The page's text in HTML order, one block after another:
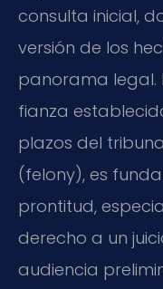
consulta inicial,
versión de los
panorama legal.
fianza
plazos del
(felony), es
prontitud,
derecho a un
audiencia